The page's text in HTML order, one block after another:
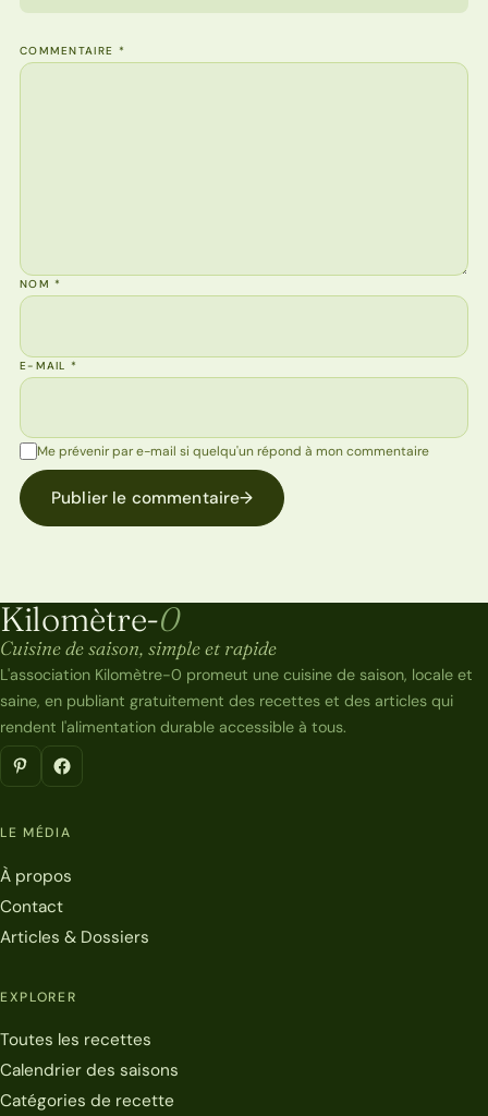
COMMENTAIRE *
NOM*
E-MAIL*
Me prévenir par e-mail si quelqu'un répond à mon commentaire
Publier le commentaire→
Kilomètre-0
Kilomètre-0
Cuisine de saison, simple et rapide
L'association Kilomètre-0 promeut une cuisine de saison, locale et
saine, en publiant gratuitement des recettes et des articles qui
rendent l'alimentation durable accessible à tous.
LE MÉDIA
À propos
Contact
Articles & Dossiers
EXPLORER
Toutes les recettes
Calendrier des saisons
Catégories de recette